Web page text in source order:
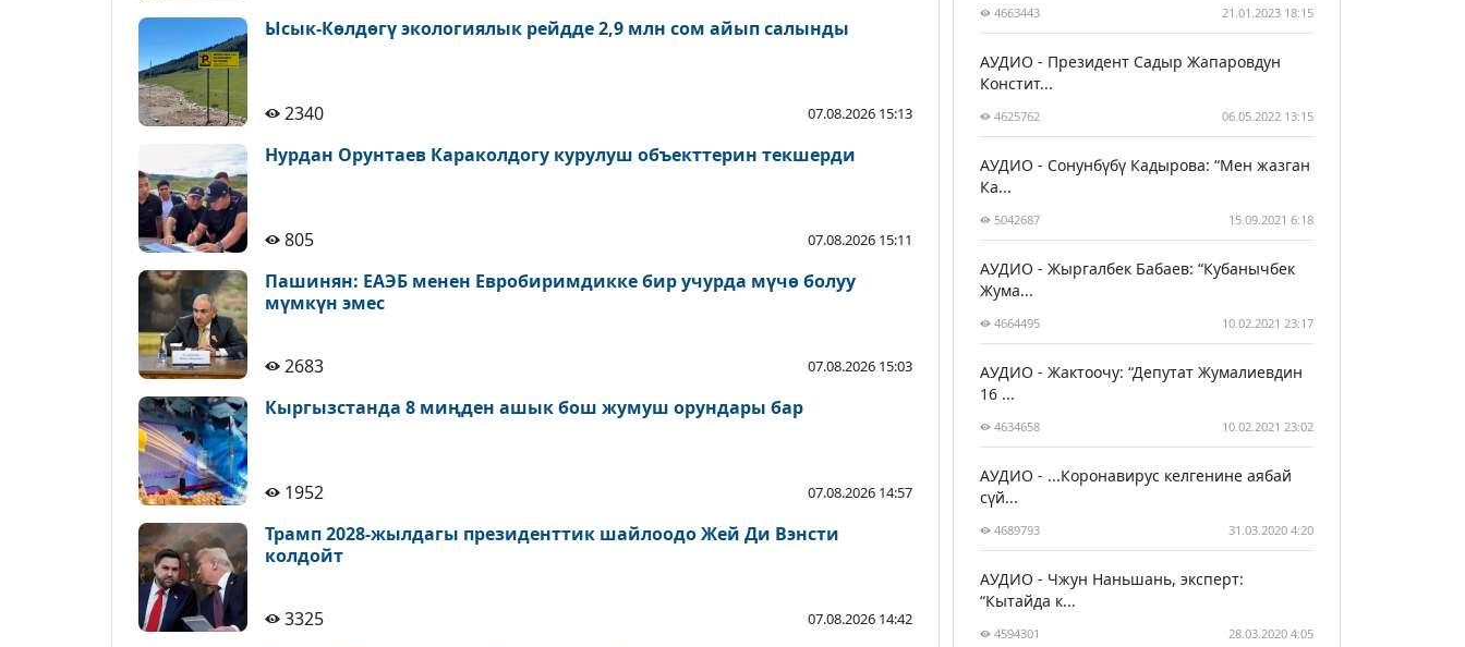
Ысык-Көлдөгү экологиялык рейдде 2,9 млн сом айып салынды
2340 07.08.2026 15:13
Нурдан Орунтаев Караколдогу курулуш объекттерин текшерди
805 07.08.2026 15:11
Пашинян: ЕАЭБ менен Евробиримдикке бир учурда мүчө болуу
мүмкүн эмес
2683 07.08.2026 15:03
Кыргызстанда 8 миңден ашык бош жумуш орундары бар
1952 07.08.2026 14:57
Трамп 2028-жылдагы президенттик шайлоодо Жей Ди Вэнсти
колдойт
3325 07.08.2026 14:42
4663443 21.01.2023 18:15
АУДИО - Президент Садыр Жапаровдун
Констит...
4625762 06.05.2022 13:15
АУДИО - Сонунбүбү Кадырова: “Мен жазган
Ка...
5042687 15.09.2021 6:18
АУДИО - Жыргалбек Бабаев: “Кубанычбек
Жума...
4664495 10.02.2021 23:17
АУДИО - Жактоочу: “Депутат Жумалиевдин
16 ...
4634658 10.02.2021 23:02
АУДИО - ...Коронавирус келгенине аябай
сүй...
4689793 31.03.2020 4:20
АУДИО - Чжун Наньшань, эксперт:
“Кытайда к...
4594301 28.03.2020 4:05